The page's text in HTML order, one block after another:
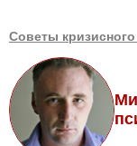
Советы